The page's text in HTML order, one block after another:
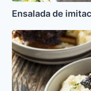
Ensalada de
Costillas
de
Res
Guisadas